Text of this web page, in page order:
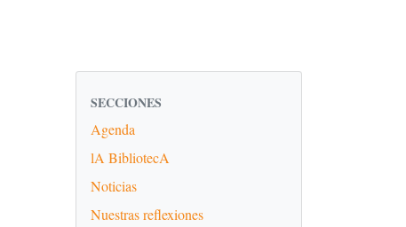
SECCIONES
Agenda
lA BibliotecA
Noticias
Nuestras reflexiones